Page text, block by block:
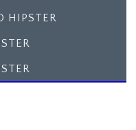
HIPSTER